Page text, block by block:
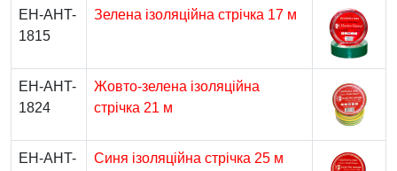
EH-AHT-
1815
Зелена ізоляційна стрічка 17 м
EH-AHT-
1824
Жовто-зелена ізоляційна
стрічка 21 м
EH-AHT-
Синя ізоляційна стрічка 25 м